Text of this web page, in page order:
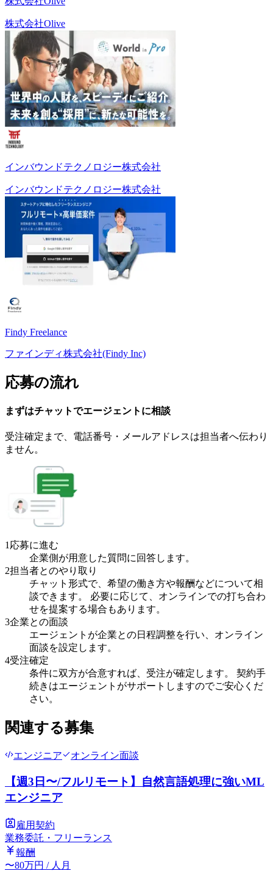
株式会社Olive
インバウンドテクノロジー株式会社
インバウンドテクノロジー株式会社
Findy Freelance
ファインディ株式会社(Findy Inc)
応募の流れ
まずはチャットでエージェント に相談
受注確定まで、 電話番号・メールアドレスは担当者へ伝わり
ません。
1応募に進む
企業側が用意した質問に回答します。
2担当者とのやり取り
チャット形式で、希望の働き方や報酬などについて相
談できます。 必要に応じて、オンラインでの打ち合わ
せを提案する場合もあります。
3企業との面談
エージェントが企業との日程調整を行い、オンライン
面談を設定します。
4受注確定
条件に双方が合意すれば、受注が確定します。 契約手
続きはエージェントがサポートしますのでご安心くだ
さい。
関連する募集
エンジニア オンライン面談
【週3日〜/フルリモート】自然言語処理に強いML
エンジニア
雇用契約
業務委託・フリーランス
報酬
〜80万円 / 人月